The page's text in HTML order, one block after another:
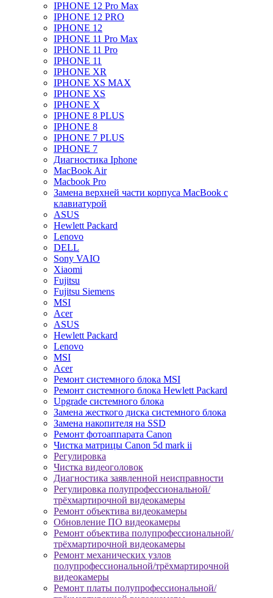
IPHONE 12 Pro Max
IPHONE 12 PRO
IPHONE 12
IPHONE 11 Pro Max
IPHONE 11 Pro
IPHONE 11
IPHONE XR
IPHONE XS MAX
IPHONE XS
IPHONE X
IPHONE 8 PLUS
IPHONE 8
IPHONE 7 PLUS
IPHONE 7
Диагностика Iphone
MacBook Air
Macbook Pro
Замена верхней части корпуса MacBook с
клавиатурой
ASUS
Hewlett Packard
Lenovo
DELL
Sony VAIO
Xiaomi
Fujitsu
Fujitsu Siemens
MSI
Acer
ASUS
Hewlett Packard
Lenovo
MSI
Acer
Ремонт системного блока MSI
Ремонт системного блока Hewlett Packard
Upgrade системного блока
Замена жесткого диска системного блока
Замена накопителя на SSD
Ремонт фотоаппарата Canon
Чистка матрицы Canon 5d mark ii
Регулировка
Чистка видеоголовок
Диагностика заявленной неисправности
Регулировка полупрофессиональной/
трёхмартирочной видеокамеры
Ремонт объектива видеокамеры
Обновление ПО видеокамеры
Ремонт объектива полупрофессиональной/
трёхмартирочной видеокамеры
Ремонт механических узлов
полупрофессиональной/трёхмартирочной
видеокамеры
Ремонт платы полупрофессиональной/